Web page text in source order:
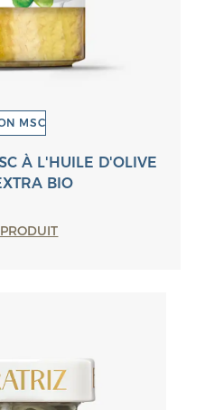
MSC
À L'HUILE D'OLIVE
BIO